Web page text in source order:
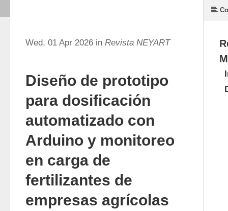
Wed, 01 Apr 2026 in Revista NEYART
Diseño de prototipo
para dosificación
automatizado con
Arduino y monitoreo
en carga de
fertilizantes de
empresas agrícolas